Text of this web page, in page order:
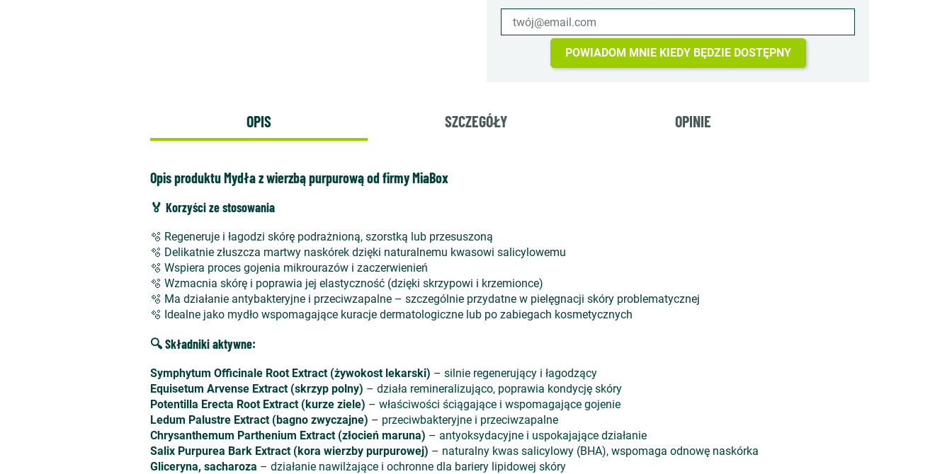
POWIADOM MNIE KIEDY BĘDZIE DOSTĘPNY
OPIS SZCZEGÓŁY OPINIE
Opis produktu Mydła z wierzbą purpurową od firmy MiaBox
🏅 Korzyści ze stosowania
🫧 Regeneruje i łagodzi skórę podrażnioną, szorstką lub przesuszoną
🫧 Delikatnie złuszcza martwy naskórek dzięki naturalnemu kwasowi salicylowemu
🫧 Wspiera proces gojenia mikrourazów i zaczerwienień
🫧 Wzmacnia skórę i poprawia jej elastyczność (dzięki skrzypowi i krzemionce)
🫧 Ma działanie antybakteryjne i przeciwzapalne – szczególnie przydatne w pielęgnacji skóry problematycznej
🫧 Idealne jako mydło wspomagające kuracje dermatologiczne lub po zabiegach kosmetycznych
🔍 Składniki aktywne:
Symphytum Officinale Root Extract (żywokost lekarski) – silnie regenerujący i łagodzący
Equisetum Arvense Extract (skrzyp polny) – działa remineralizująco, poprawia kondycję skóry
Potentilla Erecta Root Extract (kurze ziele) – właściwości ściągające i wspomagające gojenie
Ledum Palustre Extract (bagno zwyczajne) – przeciwbakteryjne i przeciwzapalne
Chrysanthemum Parthenium Extract (złocień maruna) – antyoksydacyjne i uspokajające działanie
Salix Purpurea Bark Extract (kora wierzby purpurowej) – naturalny kwas salicylowy (BHA), wspomaga odnowę naskórka
Gliceryna, sacharoza – działanie nawilżające i ochronne dla bariery lipidowej skóry